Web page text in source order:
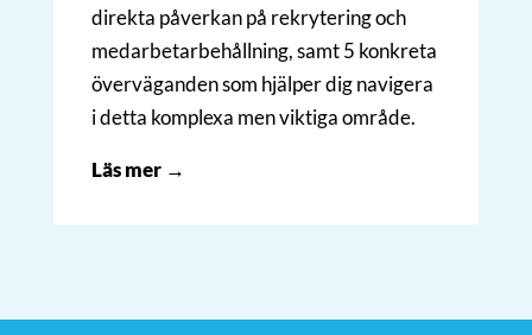
direkta påverkan på rekrytering och
medarbetarbehållning, samt 5 konkreta
överväganden som hjälper dig navigera
i detta komplexa men viktiga område.
Läs mer →